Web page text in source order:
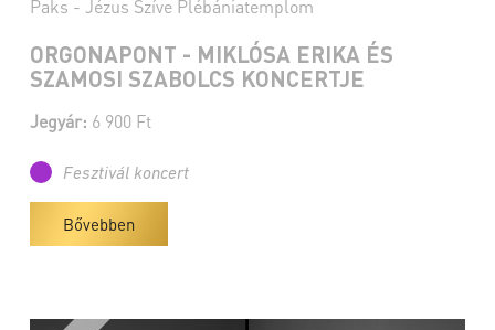
Paks - Jézus Szíve Plébániatemplom
ORGONAPONT - MIKLÓSA ERIKA ÉS
SZAMOSI SZABOLCS KONCERTJE
Jegyár: 6 900 Ft
Fesztivál koncert
Bővebben